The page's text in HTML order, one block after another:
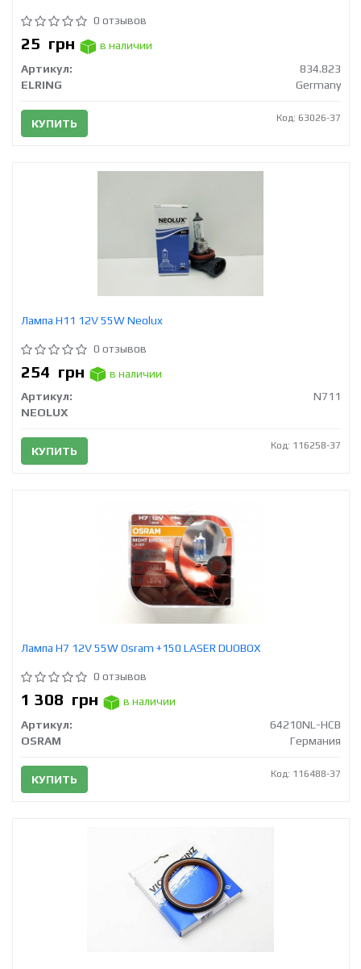
0 отзывов
25 грн
в наличии
Артикул:
834.823
ELRING
Germany
КУПИТЬ Код: 63026-37
Лампа H11 12V 55W Neolux
0 отзывов
254 грн
в наличии
Артикул:
N711
NEOLUX
КУПИТЬ Код: 116258-37
Лампа H7 12V 55W Osram +150 LASER DUOBOX
0 отзывов
1 308 грн
в наличии
Артикул:
64210NL-HCB
OSRAM
Германия
КУПИТЬ Код: 116488-37